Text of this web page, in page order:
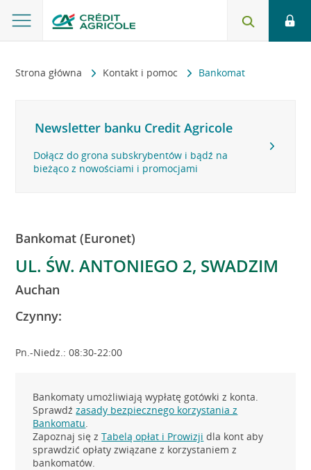
Strona główna Kontakt i pomoc Bankomat
Newsletter banku Credit Agricole
Dołącz do grona subskrybentów i bądź na
bieżąco z nowościami i promocjami
Bankomat (Euronet)
UL. ŚW. ANTONIEGO 2, SWADZIM
Auchan
Czynny:
Pn.-Niedz.: 08:30-22:00
Bankomaty umożliwiają wypłatę gotówki z konta.
Sprawdźzasady bezpiecznego korzystania z
Bankomatu.
Zapoznaj się zTabelą opłat i Prowizji dla kont aby
sprawdzić opłaty związane z korzystaniem z
bankomatów.